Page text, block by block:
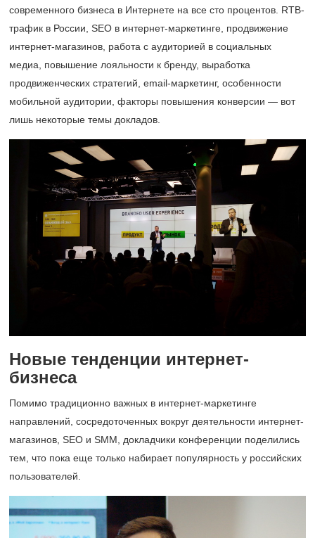
современного бизнеса в Интернете на все сто процентов. RTB-
трафик в России, SEO в интернет-маркетинге, продвижение
интернет-магазинов, работа с аудиторией в социальных
медиа, повышение лояльности к бренду, выработка
продвиженческих стратегий, email-маркетинг, особенности
мобильной аудитории, факторы повышения конверсии — вот
лишь некоторые темы докладов.
Новые тенденции интернет-
бизнеса
Помимо традиционно важных в интернет-маркетинге
направлений, сосредоточенных вокруг деятельности интернет-
магазинов, SEO и SMM, докладчики конференции поделились
тем, что пока еще только набирает популярность у российских
пользователей.